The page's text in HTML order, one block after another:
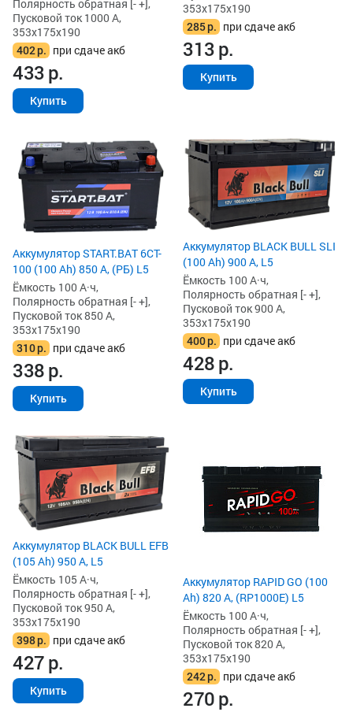
Полярность обратная [- +],
Пусковой ток 1000 А,
353x175x190
402р. при сдаче акб
433р.
Купить
353x175x190
285р. при сдаче акб
313р.
Купить
Аккумулятор START.BAT 6CT-
100 (100 Ah) 850 А, (РБ) L5
Ёмкость 100 А·ч,
Полярность обратная [- +],
Пусковой ток 850 А,
353x175x190
310р. при сдаче акб
338р.
Купить
Аккумулятор BLACK BULL SLI
(100 Ah) 900 А, L5
Ёмкость 100 А·ч,
Полярность обратная [- +],
Пусковой ток 900 А,
353x175x190
400р. при сдаче акб
428р.
Купить
Аккумулятор BLACK BULL EFB
(105 Ah) 950 А, L5
Ёмкость 105 А·ч,
Полярность обратная [- +],
Пусковой ток 950 А,
353x175x190
398р. при сдаче акб
427р.
Купить
Аккумулятор RAPID GO (100
Ah) 820 А, (RP1000E) L5
Ёмкость 100 А·ч,
Полярность обратная [- +],
Пусковой ток 820 А,
353x175x190
242р. при сдаче акб
270р.